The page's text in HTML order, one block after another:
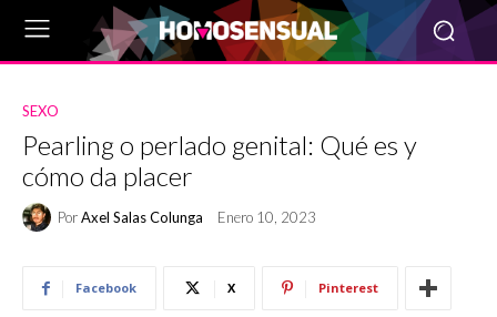
SEXO
Pearling o perlado genital: Qué es y
cómo da placer
PorAxel Salas Colunga Enero 10, 2023
Facebook X Pinterest